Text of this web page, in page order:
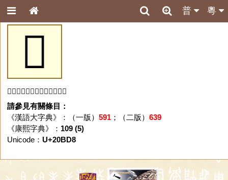
粵
普
𠯘
「𠯘」字未收錄於本資料庫。
請參見有關條目：
《漢語大字典》：（一版） 591；（二版） 639
《康熙字典》： 109 (5)
Unicode： U+20BD8